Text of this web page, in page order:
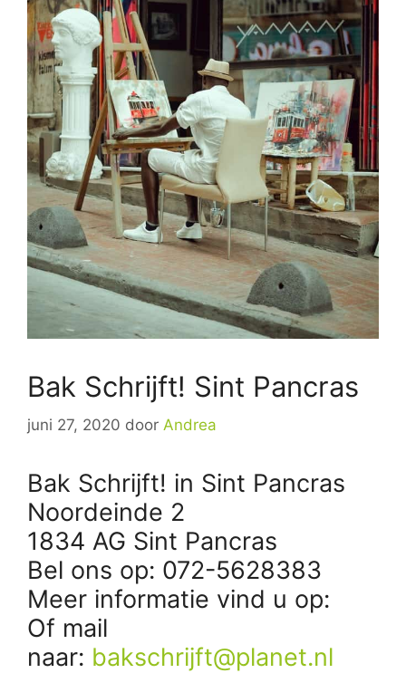
Bak Schrijft! Sint Pancras
juni 27, 2020 door Andrea
Bak Schrijft! in Sint Pancras
Noordeinde 2
1834 AG Sint Pancras
Bel ons op: 072-5628383
Meer informatie vind u op:
Of mail
naar: bakschrijft@planet.nl